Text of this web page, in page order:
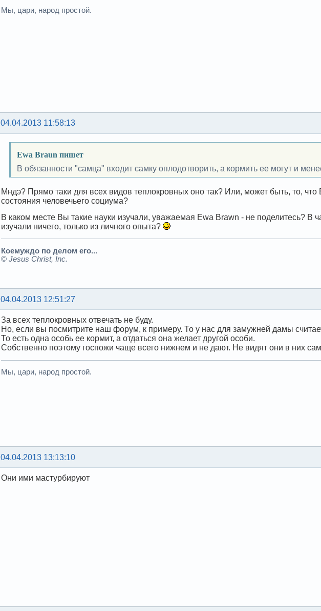
Мы, цари, народ простой.
04.04.2013 11:58:13
Ewa Braun пишет
В обязанности "самца" входит самку оплодотворить, а кормить ее могут и
Мндэ? Прямо таки для всех видов теплокровных оно так? Или, может быть, то,
состояния человечьего социума?
В каком месте Вы такие науки изучали, уважаемая Ewa Brawn - не поделитесь? В
изучали ничего, только из личного опыта?
Коемуждо по делом его...
©Jesus Christ, Inc.
04.04.2013 12:51:27
За всех теплокровных отвечать не буду.
Но, если вы посмитрите наш форум, к примеру. То у нас для замужней дамы
То есть одна особь ее кормит, а отдаться она желает другой особи.
Собственно поэтому госпожи чаще всего нижнем и не дают. Не видят они в них
Мы, цари, народ простой.
04.04.2013 13:13:10
Они ими мастурбируют